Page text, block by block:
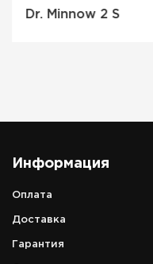
Dr. Minnow 2 S
Информация
Оплата
Доставка
Гарантия
г.